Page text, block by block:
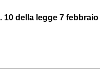
della legge 7